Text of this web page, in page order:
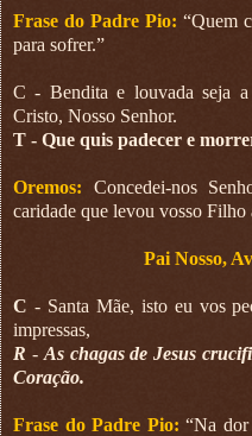
Frase do Padre Pio: “Quem
para sofrer.”
C - Bendita e louvada seja a
Cristo, Nosso Senhor.
T - Que quis padecer e
Oremos: Concedei-nos
caridade que levou vosso
Pai Nosso,
C - Santa Mãe, isto eu vos
impressas,
R - As chagas de Jesus
Coração.
Frase do Padre Pio: “Na dor